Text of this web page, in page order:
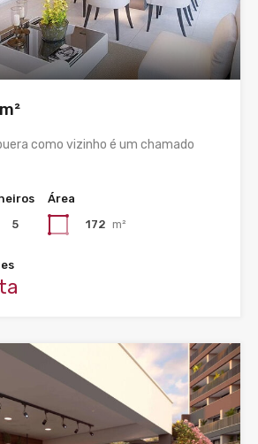
como vizinho é um chamado
5
Área
172 m²